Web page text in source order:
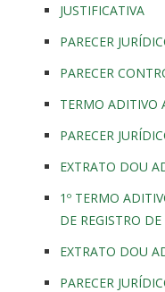
JUSTIFICATIVA
PARECER
PARECER
TERMO ADITIVO
PARECER
EXTRATO DOU
1º TERMO
DE REGISTRO
EXTRATO DOU
PARECER